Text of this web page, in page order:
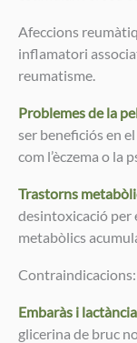
Afeccions
inflamatori
reumatisme.
Problemes de la
ser beneficiós en
com l’èczema o la
Trastorns
desintoxicació per
metabòlics
Contraindicacions:
Embaràs i lactància
glicerina de bruc